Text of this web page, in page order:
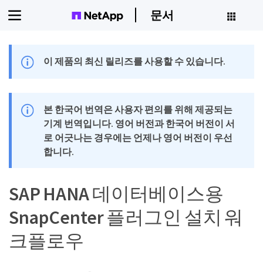
문서
이 제품의 최신 릴리즈를 사용할 수 있습니다.
본 한국어 번역은 사용자 편의를 위해 제공되는
기계 번역입니다. 영어 버전과 한국어 버전이 서
로 어긋나는 경우에는 언제나 영어 버전이 우선
합니다.
SAP HANA 데이터베이스용
SnapCenter 플러그인 설치 워
크플로우